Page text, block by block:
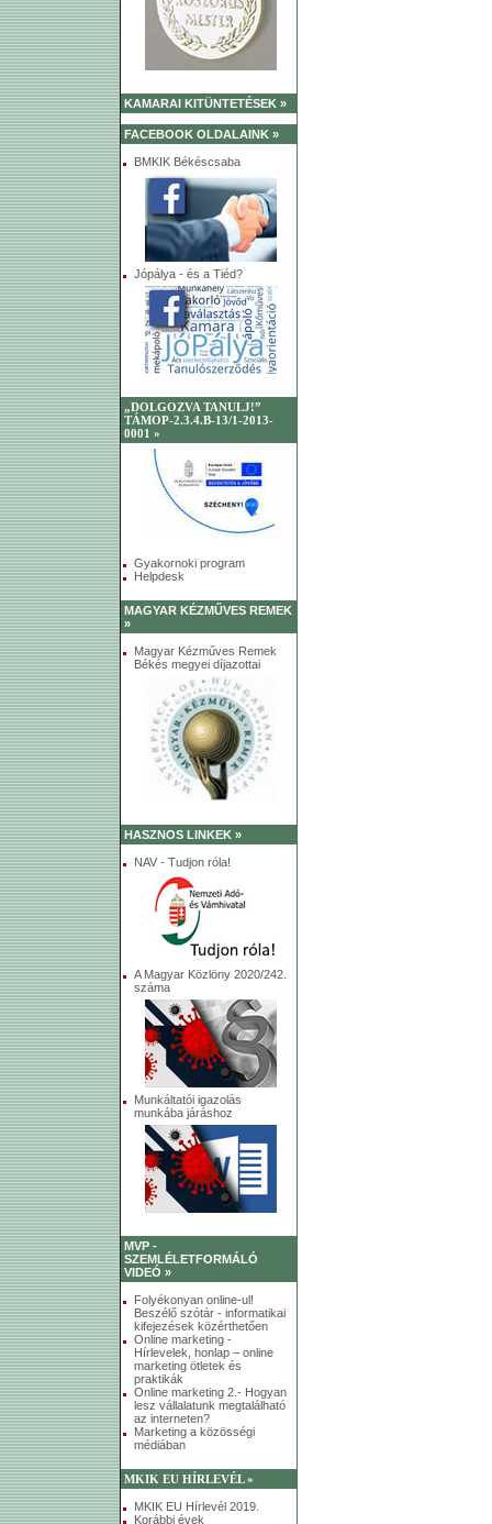
KAMARAI KITÜNTETÉSEK »
FACEBOOK OLDALAINK »
BMKIK Békéscsaba
Jópálya - és a Tiéd?
„DOLGOZVA TANULJ!”
TÁMOP-2.3.4.B-13/1-2013-
0001 »
Gyakornoki program
Helpdesk
MAGYAR KÉZMŰVES REMEK
»
Magyar Kézműves Remek
Békés megyei díjazottai
HASZNOS LINKEK »
NAV - Tudjon róla!
A Magyar Közlöny 2020/242.
száma
Munkáltatói igazolás
munkába járáshoz
MVP -
SZEMLÉLETFORMÁLÓ
VIDEÓ »
Folyékonyan online-ul!
Beszélő szótár - informatikai
kifejezések közérthetően
Online marketing -
Hírlevelek, honlap – online
marketing ötletek és
praktikák
Online marketing 2.- Hogyan
lesz vállalatunk megtalálható
az interneten?
Marketing a közösségi
médiában
MKIK EU HÍRLEVÉL »
MKIK EU Hírlevél 2019.
Korábbi évek